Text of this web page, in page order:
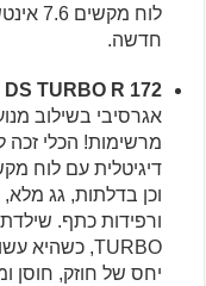
חדשה.
DS TURBO R 172
מרשימות! הכלי זכה
יחס של חוזק, חוסן